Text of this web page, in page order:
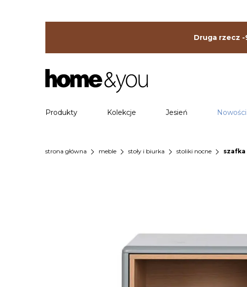
Druga rzecz
Produkty Kolekcje Jesień Nowości
strona główna chevron_right meble chevron_right stoły i biurka chevron_right stoliki nocne chevron_right szafka